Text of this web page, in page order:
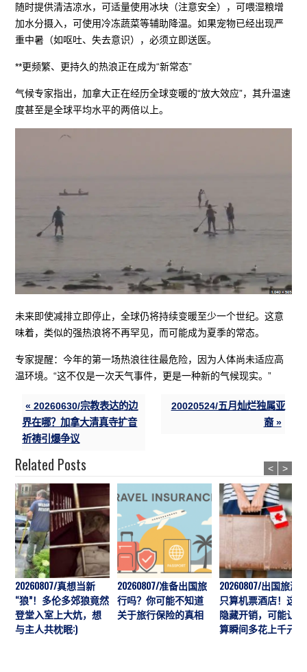
随时提供清洁凉水，可适量使用冰块（注意安全），可喂湿粮增
加水分摄入，可使用冷冻蔬菜等辅助降温。如果宠物已经出现严
重中暑（如呕吐、失去意识），必须立即送医。
**更频繁、更持久的热浪正在成为“新常态”
气候专家指出，加拿大正在经历全球变暖的“放大效应”，其升温速
度甚至是全球平均水平的两倍以上。
未来即使减排立即停止，全球仍将持续变暖至少一个世纪。这意
味着，类似的强热浪将不再罕见，而可能成为夏季的常态。
专家提醒：今年的第一场热浪往往最危险，因为人体尚未适应高
温环境。“这不仅是一次天气事件，更是一种新的气候现实。”
« 20260630/宗教表达的边
界在哪？加拿大清真寺扩音
祈祷引爆争议
20020524/五月灿烂独属亚
裔 »
Related Posts
20260807/真想当新
“狼”！多伦多郊狼竟然
登堂入室上大炕，想
与主人共枕眠:)
20260807/准备出国旅
行吗？你可能不知道
关于旅行保险的真相
20260807/出国旅游
只算机票酒店！这7
隐藏开销，可能让预
算瞬间多花上千元
< >